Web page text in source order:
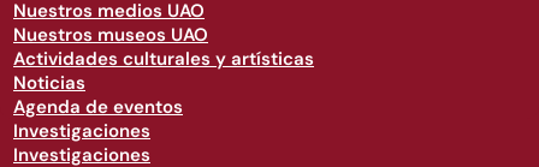
Nuestros medios UAO
Nuestros museos UAO
Actividades culturales y artísticas
Noticias
Agenda de eventos
Investigaciones
Investigaciones